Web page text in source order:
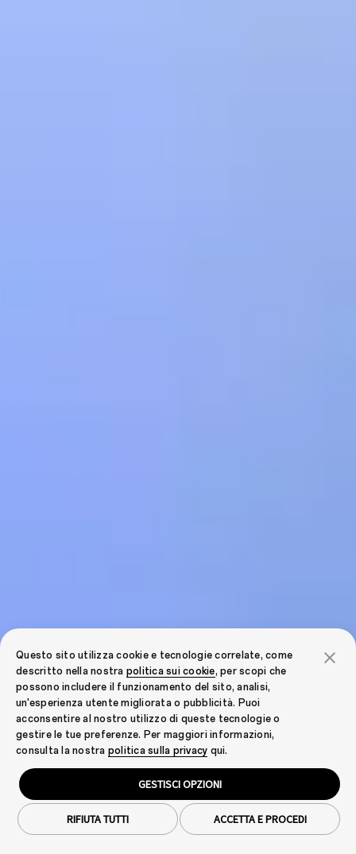
Questo sito utilizza cookie e tecnologie correlate, come
descritto nella nostra politica sui cookie, per scopi che
possono includere il funzionamento del sito, analisi,
un'esperienza utente migliorata o pubblicità. Puoi
acconsentire al nostro utilizzo di queste tecnologie o
gestire le tue preferenze. Per maggiori informazioni,
consulta la nostra politica sulla privacy qui.
GESTISCI OPZIONI
ACCETTA E PROCEDI
RIFIUTA TUTTI